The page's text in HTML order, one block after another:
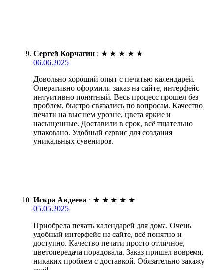
Сергей Корчагин : ★ ★ ★ ★ ★
06.06.2025
Довольно хороший опыт с печатью календарей.
Оперативно оформили заказ на сайте, интерфейс
интуитивно понятный. Весь процесс прошел без
проблем, быстро связались по вопросам. Качество
печати на высшем уровне, цвета яркие и
насыщенные. Доставили в срок, всё тщательно
упаковано. Удобный сервис для создания
уникальных сувениров.
Искра Авдеева : ★ ★ ★ ★ ★
05.05.2025
Приобрела печать календарей для дома. Очень
удобный интерфейс на сайте, всё понятно и
доступно. Качество печати просто отличное,
цветопередача порадовала. Заказ пришел вовремя,
никаких проблем с доставкой. Обязательно закажу